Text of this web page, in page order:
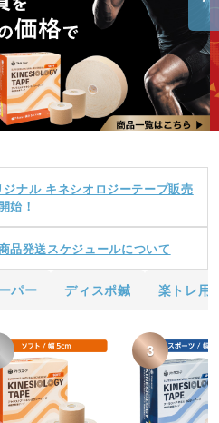
ジナル キネシオロジーテープ販売
始！
品発送スケジュールについて
パー ディスポ鍼 楽トレ用